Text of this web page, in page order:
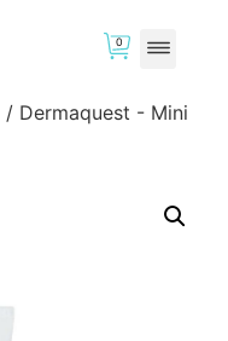
0
/ Dermaquest - Mini